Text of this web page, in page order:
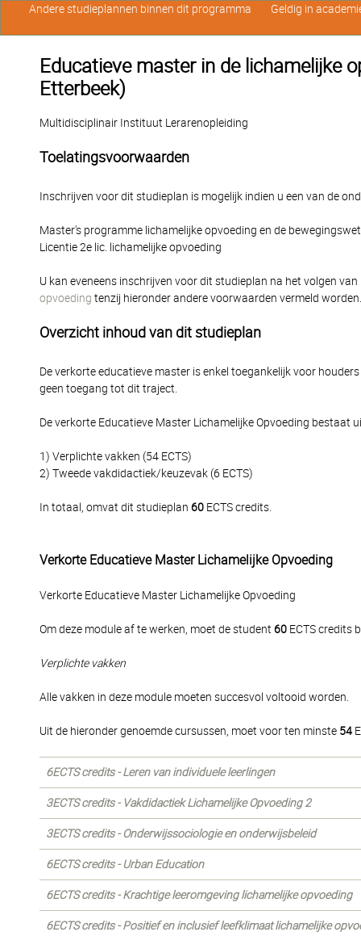
Educatieve master in de lichamelijke
Etterbeek)
Multidisciplinair Instituut Lerarenopleiding
Toelatingsvoorwaarden
Inschrijven voor dit studieplan is mogelijk indien u een van de
Master's programme lichamelijke opvoeding en de
Licentie 2e lic. lichamelijke opvoeding
U kan eveneens inschrijven voor dit studieplan na het volgen
opvoeding tenzij hieronder andere voorwaarden vermeld worden.
Overzicht inhoud van dit studieplan
De verkorte educatieve master is enkel toegankelijk voor
geen toegang tot dit traject.
De verkorte Educatieve Master Lichamelijke Opvoeding bestaat
1) Verplichte vakken (54 ECTS)
2) Tweede vakdidactiek/keuzevak (6 ECTS)
In totaal, omvat dit studieplan 60 ECTS credits.
Verkorte Educatieve Master Lichamelijke Opvoeding
Verkorte Educatieve Master Lichamelijke Opvoeding
Om deze module af te werken, moet de student 60 ECTS credits
Verplichte vakken
Alle vakken in deze module moeten succesvol voltooid worden.
Uit de hieronder genoemde cursussen, moet voor ten minste 54
6ECTS credits - Leren van individuele leerlingen
3ECTS credits - Vakdidactiek Lichamelijke Opvoeding 2
3ECTS credits - Onderwijssociologie en onderwijsbeleid
6ECTS credits - Urban Education
6ECTS credits - Krachtige leeromgeving lichamelijke opvoeding
6ECTS credits - Positief en inclusief leefklimaat lichamelijke
Andere studieplannen binnen dit programma Geldig in